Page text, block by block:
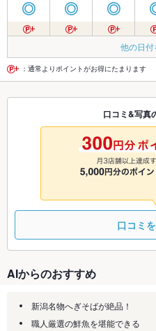
◎ ◎ ◎
◎ ◎
8/26
◎
8/31 9/1 9/2
◎
9/9
◎
他の日付
：通常よりポイントがお得にたまります
口コミ&写真
口コミ
AIからのおすすめ
新潟名物へぎそばが絶品！
職人厳選の鮮魚を堪能できる